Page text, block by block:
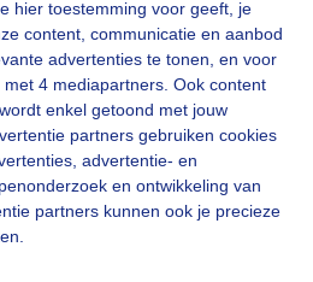
hier toestemming voor geeft, je
content, communicatie en aanbod
advertenties te tonen, en voor
4 mediapartners. Ook content
enkel getoond met jouw
partners gebruiken cookies
advertentie- en
en ontwikkeling van
partners kunnen ook je precieze